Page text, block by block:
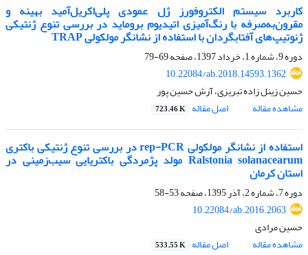
کاربرد سیستم الکتروفورز ژل عمودی پلی‌اکریل‌آمید بهینه و
مقرون‌به‌صرفه با رنگ‌آمیزی اتیدیوم بروماید در بررسی تنوع ژنتیکی
ژنوتیپ‌های آفتابگردان با استفاده از نشانگر مولکولی TRAP
دوره 9، شماره 1، خرداد 1397، صفحه
69-79
10.22084/ab.2018.14593.1362
حسین زینل زاده تبریزی، آرش حسین پور
مشاهده مقاله
اصل مقاله 723.46 K
استفاده از نشانگر مولکولی rep-PCR در بررسی تنوع ژنتیکی باکتری
Ralstonia solanacearum مولد پژمردگی باکتریایی سیب‌زمینی در
استان کرمان
دوره 7، شماره 2، آذر 1395، صفحه
53-58
10.22084/ab.2016.2063
حسین مرادی
مشاهده مقاله
اصل مقاله 533.55 K